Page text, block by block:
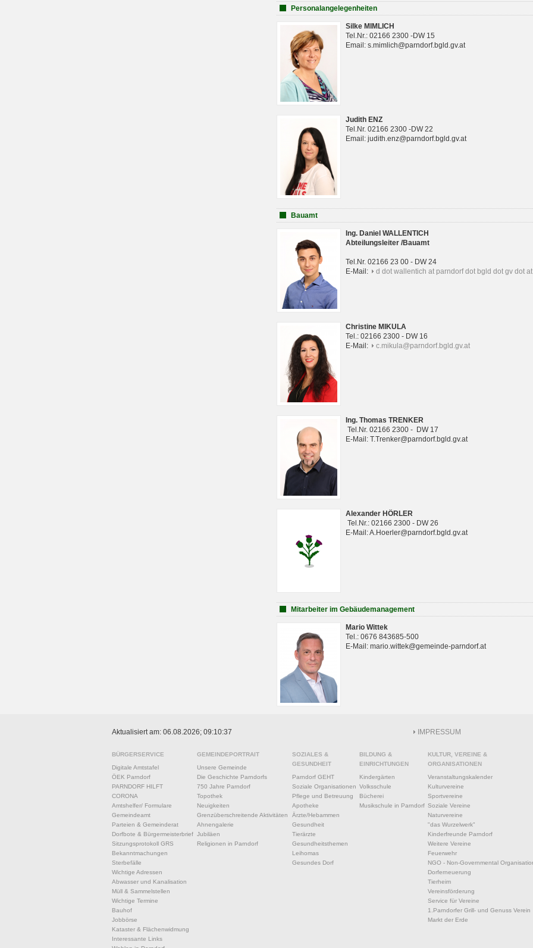
Personalangelegenheiten
Silke MIMLICH
Tel.Nr.: 02166 2300 -DW 15
Email: s.mimlich@parndorf.bgld.gv.at
Judith ENZ
Tel.Nr. 02166 2300 -DW 22
Email: judith.enz@parndorf.bgld.gv.at
Bauamt
Ing. Daniel WALLENTICH
Abteilungsleiter /Bauamt
Tel.Nr. 02166 23 00 - DW 24
E-Mail:
d dot wallentich at parndorf dot bgld dot gv dot at
Christine MIKULA
Tel.: 02166 2300 - DW 16
E-Mail:
c.mikula@parndorf.bgld.gv.at
Ing. Thomas TRENKER
Tel.Nr. 02166 2300 - DW 17
E-Mail: T.Trenker@parndorf.bgld.gv.at
Alexander HÖRLER
Tel.Nr.: 02166 2300 - DW 26
E-Mail: A.Hoerler@parndorf.bgld.gv.at
Mitarbeiter im Gebäudemanagement
Mario Wittek
Tel.: 0676 843685-500
E-Mail: mario.wittek@gemeinde-parndorf.at
Aktualisiert am: 06.08.2026; 09:10:37 IMPRESSUM
BÜRGERSERVICE
Digitale Amtstafel
ÖEK Parndorf
PARNDORF HILFT
CORONA
Amtshelfer/ Formulare
Gemeindeamt
Parteien & Gemeinderat
Dorfbote & Bürgermeisterbrief
Sitzungsprotokoll GRS
Bekanntmachungen
Sterbefälle
Wichtige Adressen
Abwasser und Kanalisation
Müll & Sammelstellen
Wichtige Termine
Bauhof
Jobbörse
Kataster & Flächenwidmung
Interessante Links
GEMEINDEPORTRAIT
Unsere Gemeinde
Die Geschichte Parndorfs
750 Jahre Parndorf
Topothek
Neuigkeiten
Grenzüberschreitende Aktivitäten
Ahnengalerie
Jubiläen
Religionen in Parndorf
SOZIALES &
GESUNDHEIT
Parndorf GEHT
Soziale Organisationen
Pflege und Betreuung
Apotheke
Ärzte/Hebammen
Gesundheit
Tierärzte
Gesundheitsthemen
Leihomas
Gesundes Dorf
BILDUNG &
EINRICHTUNGEN
Kindergärten
Volksschule
Bücherei
Musikschule in Parndorf
KULTUR, VEREINE &
ORGANISATIONEN
Veranstaltungskalender
Kulturvereine
Sportvereine
Soziale Vereine
Naturvereine
"das Wurzelwerk"
Kinderfreunde Parndorf
Weitere Vereine
Feuerwehr
NGO - Non-Governmental
Dorferneuerung
Tierheim
Vereinsförderung
Service für Vereine
1.Parndorfer Grill- und Genuss Verein
Markt der Erde